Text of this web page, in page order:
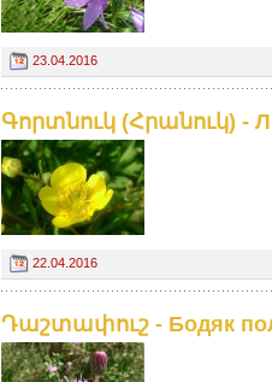
23.04.2016
Գորտնուկ (Հրանուկ) -
22.04.2016
Դաշտափուշ - Бодяк